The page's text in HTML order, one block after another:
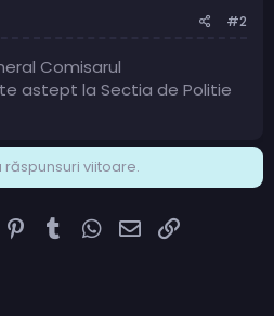
#2
Comisarul
astept la Sectia de Politie
răspunsuri viitoare.
Reddit PinterestTumblrWhatsApp
Email